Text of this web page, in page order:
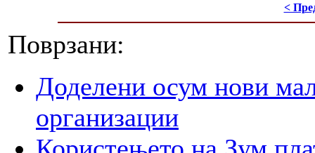
<
Поврзани:
Доделени осум нови
организации